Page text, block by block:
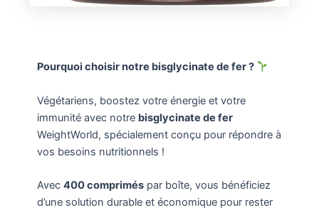
Pourquoi choisir notre bisglycinate de fer ?
Végétariens, boostez votre énergie et votre
immunité avec notre bisglycinate de fer
WeightWorld, spécialement conçu pour répondre à
vos besoins nutritionnels !
Avec 400 compriméspar boîte, vous bénéficiez
d’une solution durable et économique pour rester